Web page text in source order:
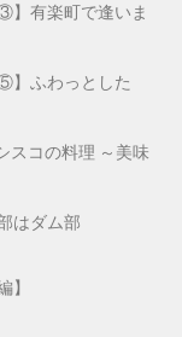
】有楽町で逢いま
】ふわっとした
スコの料理 ～美味
はダム部